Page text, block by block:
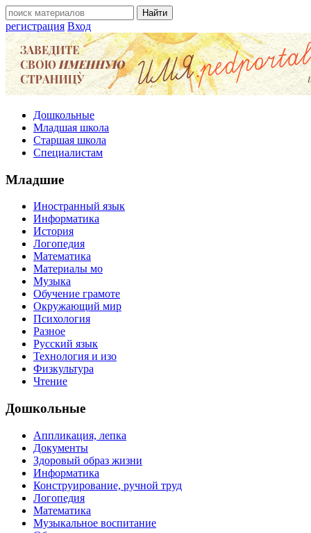
регистрация Вход
Дошкольные
Младшая школа
Старшая школа
Специалистам
Младшие
Иностранный язык
Информатика
История
Логопедия
Математика
Материалы мо
Музыка
Обучение грамоте
Окружающий мир
Психология
Разное
Русский язык
Технология и изо
Физкультура
Чтение
Дошкольные
Аппликация, лепка
Документы
Здоровый образ жизни
Информатика
Конструирование, ручной труд
Логопедия
Математика
Музыкальное воспитание